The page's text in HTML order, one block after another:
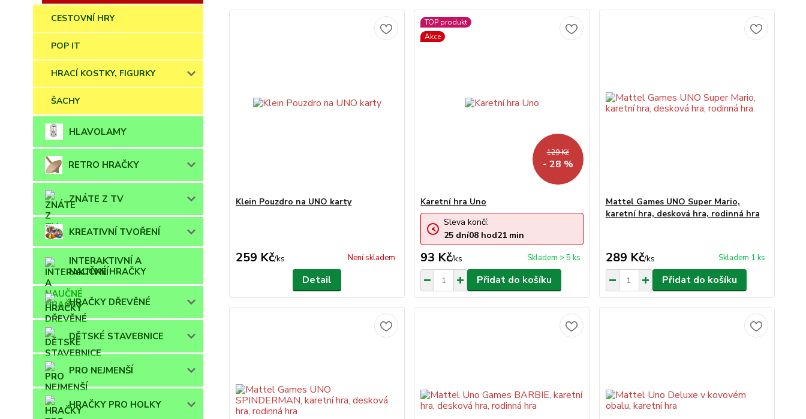
CESTOVNÍ HRY
POP IT
HRACÍ KOSTKY, FIGURKY
ŠACHY
HLAVOLAMY
RETRO HRAČKY
ZNÁTE Z TV
KREATIVNÍ TVOŘENÍ
INTERAKTIVNÍ A
NAUČNÉ HRAČKY
HRAČKY DŘEVĚNÉ
DĚTSKÉ STAVEBNICE
PRO NEJMENŠÍ
HRAČKY PRO HOLKY
Klein Pouzdro na UNO karty
259 Kč/ks Není skladem
Detail
TOP produkt
Akce
129 Kč
- 28 %
Karetní hra Uno
93 Kč/ks Skladem > 5 ks
Sleva končí:
25 dní08 hod21 min
Přidat do košíku
Mattel Games UNO Super Mario,
karetní hra, desková hra, rodinná hra
289 Kč/ks Skladem 1 ks
Přidat do košíku